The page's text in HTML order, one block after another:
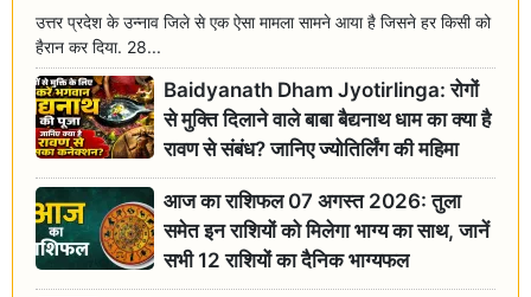
उत्तर प्रदेश के उन्नाव जिले से एक ऐसा मामला सामने आया है जिसने हर किसी को
हैरान कर दिया. 28...
Baidyanath Dham Jyotirlinga: रोगों
से मुक्ति दिलाने वाले बाबा बैद्यनाथ धाम का क्या है
रावण से संबंध? जानिए ज्योतिर्लिंग की महिमा
आज का राशिफल 07 अगस्त 2026: तुला
समेत इन राशियों को मिलेगा भाग्य का साथ, जानें
सभी 12 राशियों का दैनिक भाग्यफल